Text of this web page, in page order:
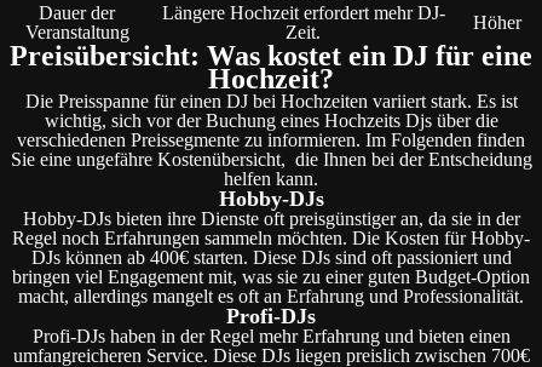
Dauer der
Veranstaltung
Längere Hochzeit erfordert mehr DJ-
Zeit.
Höher
Preisübersicht: Was kostet ein DJ für eine
Hochzeit?
Die Preisspanne für einen DJ bei Hochzeiten variiert stark. Es ist
wichtig, sich vor der Buchung eines Hochzeits Djs über die
verschiedenen Preissegmente zu informieren. Im Folgenden finden
Sie eine ungefähre Kostenübersicht, die Ihnen bei der Entscheidung
helfen kann.
Hobby-DJs
Hobby-DJs bieten ihre Dienste oft preisgünstiger an, da sie in der
Regel noch Erfahrungen sammeln möchten. Die Kosten für Hobby-
DJs können ab 400€ starten. Diese DJs sind oft passioniert und
bringen viel Engagement mit, was sie zu einer guten Budget-Option
macht, allerdings mangelt es oft an Erfahrung und Professionalität.
Profi-DJs
Profi-DJs haben in der Regel mehr Erfahrung und bieten einen
umfangreicheren Service. Diese DJs liegen preislich zwischen 700€